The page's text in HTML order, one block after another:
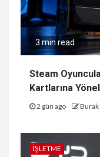
3 min read
Steam
Kartlarına
2 gün ago Burak
İŞLETME